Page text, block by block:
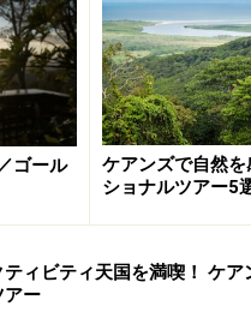
てもかなりお得。ジェッ
うニュースレターを発行
を見逃さないように登録
ゴール
ケアンズで自然
ショナルツアー5
ティビティ天国を満喫！ ケア
アー